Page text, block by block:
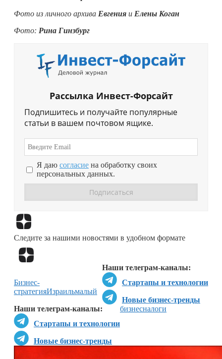
Фото из личного архива Евгения и Елены Коган
Фото: Рина Гинзбург
Рассылка Инвест-Форсайт
Подпишитесь и получайте популярные
статьи в вашем почтовом ящике.
Я даю согласие на обработку своих
персональных данных.
Следите за нашими новостями в удобном формате
Наши телеграм-каналы:
Стартапы и технологии
Новые бизнес-тренды
Наши телеграм-каналы:
Стартапы и технологии
Новые бизнес-тренды
Бизнес-
стратегияИзраильмалый
бизнесналоги